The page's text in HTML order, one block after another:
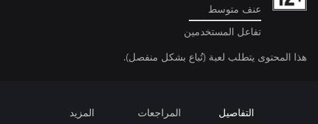
عنف متوسط
تفاعل المستخدمين
هذا المحتوى يتطلب لعبة (تُباع بشكل منفصل).
التفاصيل المراجعات المزيد